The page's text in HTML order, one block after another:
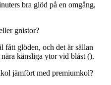
bra glöd på en omgång,
gnistor?
fått glöden, och det är sällan
känsliga ytor vid blåst ().
jämfört med premiumkol?